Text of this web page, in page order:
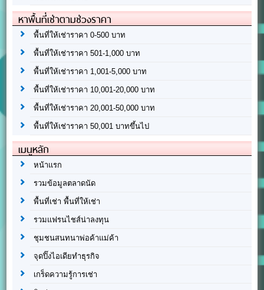
หาพื้นที่เช่าตามช่วงราคา
พื้นที่ให้เช่าราคา 0-500 บาท
พื้นที่ให้เช่าราคา 501-1,000 บาท
พื้นที่ให้เช่าราคา 1,001-5,000 บาท
พื้นที่ให้เช่าราคา 10,001-20,000 บาท
พื้นที่ให้เช่าราคา 20,001-50,000 บาท
พื้นที่ให้เช่าราคา 50,001 บาทขึ้นไป
เมนูหลัก
หน้าแรก
รวมข้อมูลตลาดนัด
พื้นที่เช่า พื้นที่ให้เช่า
รวมแฟรนไชส์น่าลงทุน
ชุมชนสนทนาพ่อค้าแม่ค้า
จุดปิ๊งไอเดียทำธุรกิจ
เกร็ดความรู้การเช่า